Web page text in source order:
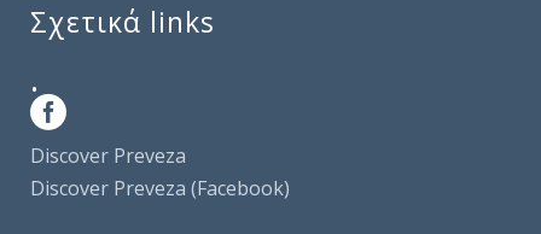
Σχετικά links
.
Discover Preveza
Discover Preveza (Facebook)